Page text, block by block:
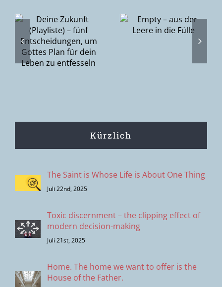
Empty – aus
der Leere in
die Fülle
die Suche
nach Gott
Suche nach
Kürzlich
The Saint is Whose Life is About One Thing
Juli 22nd, 2025
Toxic discernment – the clipping effect of
modern decision-making
Juli 21st, 2025
Home. The home we want to offer is the
House of the Father.